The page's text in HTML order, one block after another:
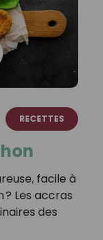
RECETTES
facile à
? Les accras
des